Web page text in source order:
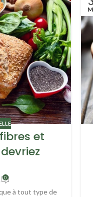
et
0
à tout type de